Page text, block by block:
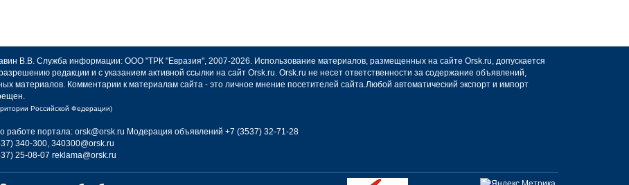
В.В. Служба информации: ООО "ТРК "Евразия", 2007-2026. Использование материалов, размещенных на сайте Orsk.ru, допускается
редакции и с указанием активной ссылки на сайт Orsk.ru. Orsk.ru не несет ответственности за содержание объявлений,
материалов. Комментарии к материалам сайта - это личное мнение посетителей сайта.Любой автоматический экспорт и импорт
Российской Федерации)
работе портала: orsk@orsk.ru Модерация объявлений +7 (3537) 32-71-28
340-300, 340300@orsk.ru
25-08-07 reklama@orsk.ru